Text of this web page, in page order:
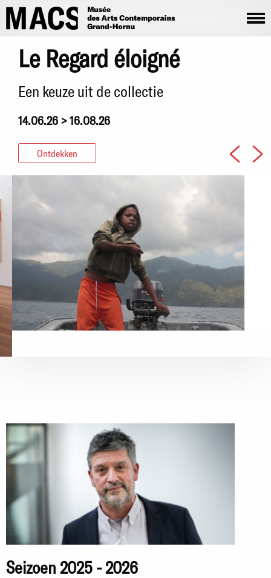
Overslaan en naar de inhoud gaan
Le Regard éloigné
Een keuze uit de collectie
14.06.26 > 16.08.26
Ontdekken
Seizoen 2025 - 2026